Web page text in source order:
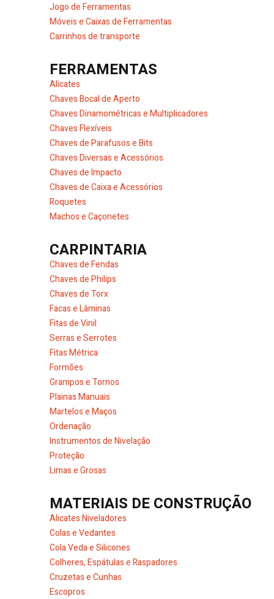
Jogo de Ferramentas
Móveis e Caixas de Ferramentas
Carrinhos de transporte
FERRAMENTAS
Alicates
Chaves Bocal de Aperto
Chaves Dinamométricas e Multiplicadores
Chaves Flexíveis
Chaves de Parafusos e Bits
Chaves Diversas e Acessórios
Chaves de Impacto
Chaves de Caixa e Acessórios
Roquetes
Machos e Caçonetes
CARPINTARIA
Chaves de Fendas
Chaves de Philips
Chaves de Torx
Facas e Lâminas
Fitas de Vinil
Serras e Serrotes
Fitas Métrica
Formões
Grampos e Tornos
Plainas Manuais
Martelos e Maços
Ordenação
Instrumentos de Nivelação
Proteção
Limas e Grosas
MATERIAIS DE CONSTRUÇÃO
Alicates Niveladores
Colas e Vedantes
Cola Veda e Silicones
Colheres, Espátulas e Raspadores
Cruzetas e Cunhas
Escopros